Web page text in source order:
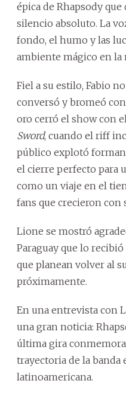
épica de Rhapsody
silencio absoluto. La
fondo, el humo y las
ambiente mágico en la
Fiel a su estilo, Fabio
conversó y bromeó
oro cerró el show con
Sword, cuando el riff
público explotó
el cierre perfecto para
como un viaje en el
fans que crecieron con
Lione se mostró
Paraguay que lo
que planean volver al
próximamente.
En una entrevista con
una gran noticia:
última gira
trayectoria de la banda
latinoamericana.